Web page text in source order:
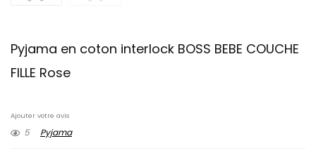
Pyjama en coton interlock BOSS BEBE COUCHE
FILLE Rose
Ajouter votre avis
5 Pyjama